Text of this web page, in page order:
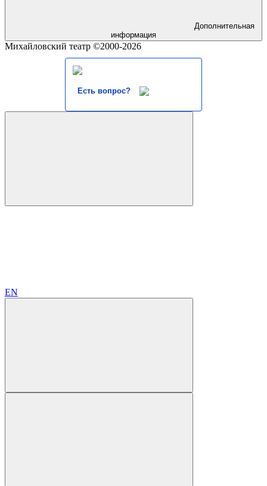
Дополнительная
информация
Михайловский театр ©2000-2026
Есть вопрос?
EN